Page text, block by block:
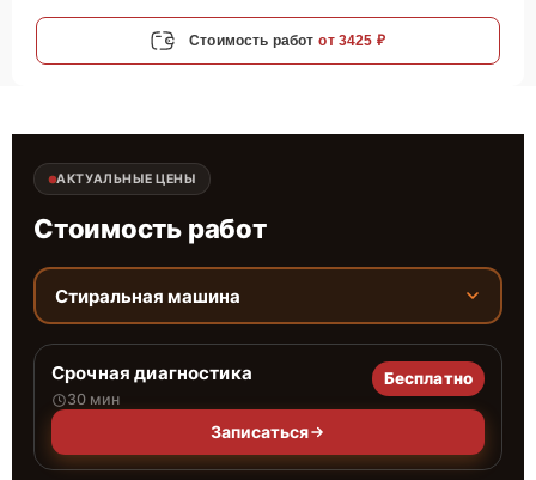
Стоимость работ от 3425 ₽
АКТУАЛЬНЫЕ ЦЕНЫ
Стоимость работ
Стиральная машина
Срочная диагностика
30 мин
Бесплатно
Записаться